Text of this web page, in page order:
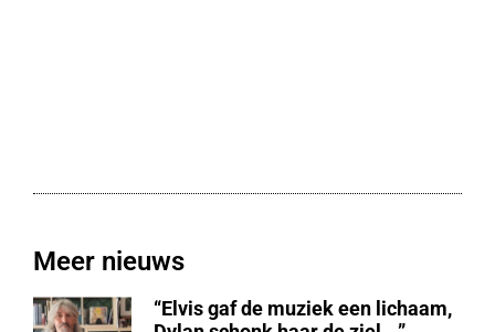
Meer nieuws
“Elvis gaf de muziek een lichaam,